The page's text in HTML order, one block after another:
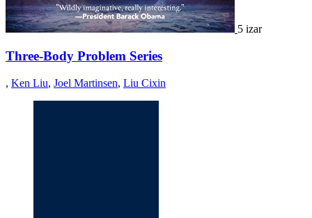
5 izar
Three-Body Problem Series
, Ken Liu, Joel Martinsen, Liu Cixin